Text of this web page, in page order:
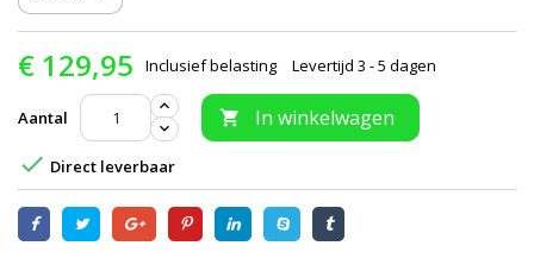
€ 129,95 Inclusief belasting Levertijd 3 - 5 dagen
Aantal  In winkelwagen
 Direct leverbaar